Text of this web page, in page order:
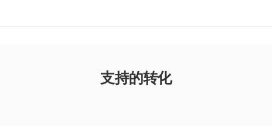
支持的转化